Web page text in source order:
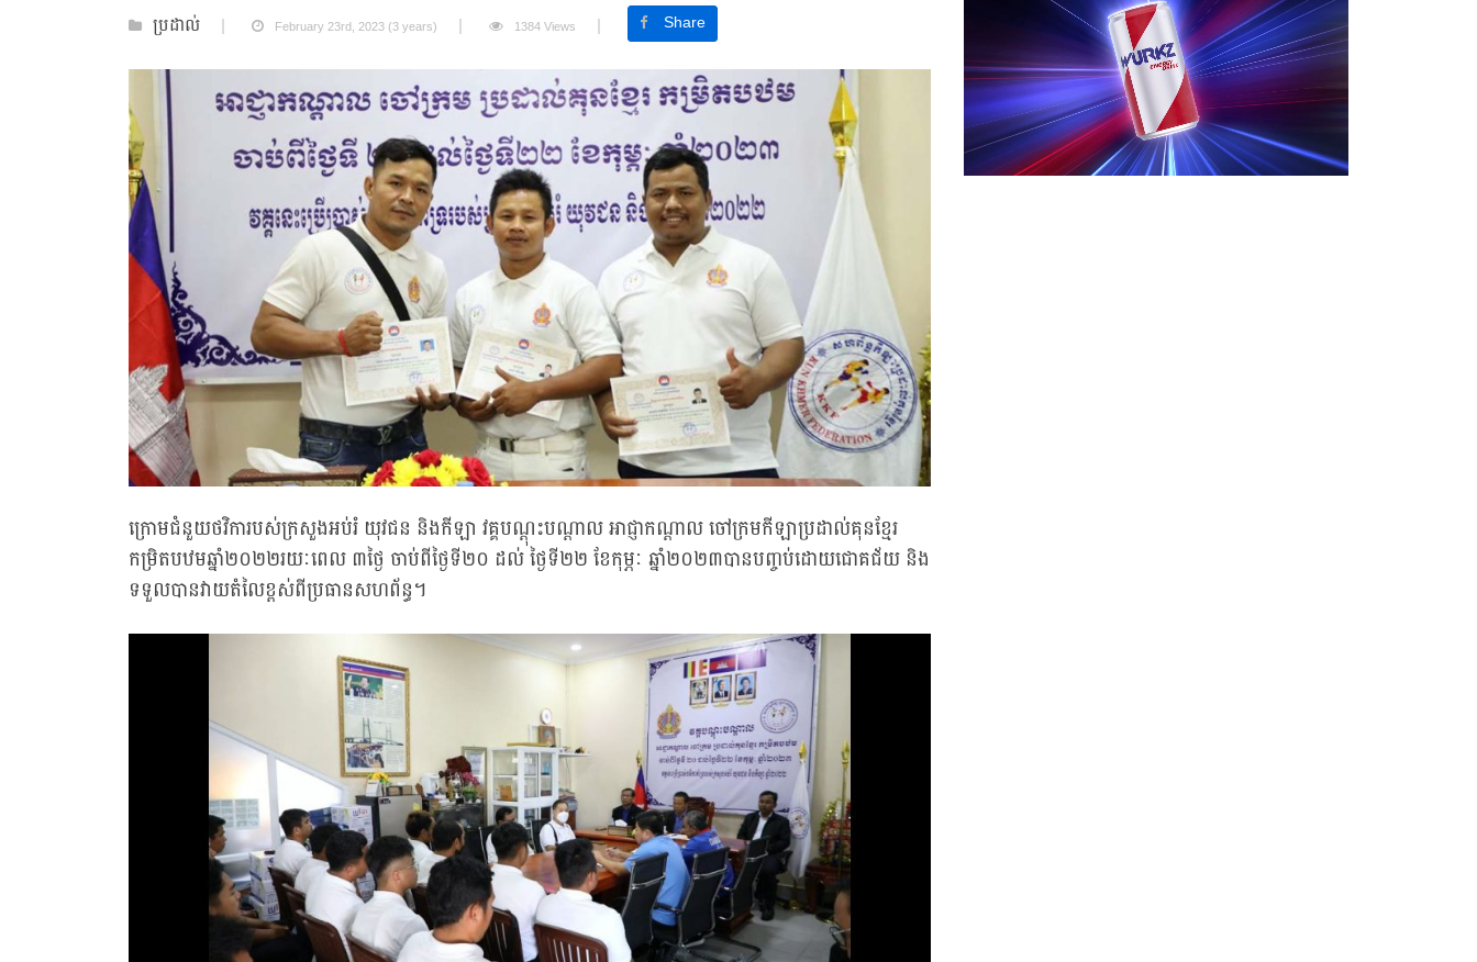
ប្រដាល់ February 23rd, 2023 (3 years) 1384 Views Share
ក្រោមជំនួយថវិការបស់ក្រសួងអប់រំ យុវជន និងកីឡា វគ្គបណ្តុះបណ្តាល អាជ្ញាកណ្តាល ចៅក្រមកីឡាប្រដាល់គុនខ្មែរ
កម្រិតបឋមឆ្នាំ២០២២រយៈពេល ៣ថ្ងៃ ចាប់ពីថ្ងៃទី២០ ដល់ ថ្ងៃទី២២ ខែកុម្ភៈ ឆ្នាំ២០២៣បានបញ្ចប់ដោយជោគជ័យ និង
ទទួលបានវាយតំលៃខ្ពស់ពីប្រធានសហព័ន្ធ។